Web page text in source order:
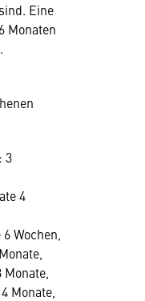
Eine
Monaten
3
4
Wochen,
Monate,